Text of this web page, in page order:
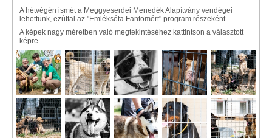
A hétvégén ismét a Meggyeserdei Menedék Alapítvány vendégei
lehettünk, ezúttal az "Emlékséta Fantomért" program részeként.
A képek nagy méretben való megtekintéséhez kattintson a választott
képre.